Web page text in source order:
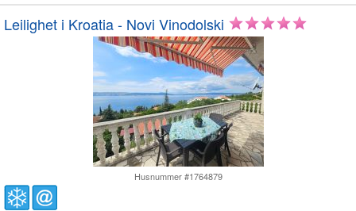
Leilighet i Kroatia - Novi Vinodolski
Husnummer #1764879